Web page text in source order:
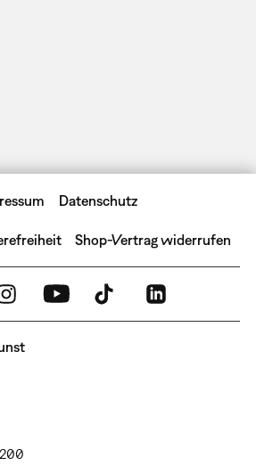
Datenschutz
Shop-Vertrag widerrufen